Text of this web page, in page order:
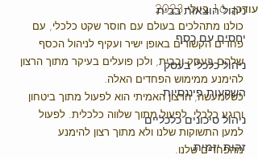
ניהול הוצאות בבית
יחסים עם כסף
ניהול כלכלי בעסק
השקעות פיננסיות
ניהול סיכונים כלכליים
זהות יזמית
עודכן:16 ביולי 2023
כולנו מתהלכים בעולם עם חוסר שקט כלכלי, עם
פחדים הקשורים באופן ישיר ועקיף לניהול הכסף
שלהם בעסק ובבית, ולכן פועלים בעיקר מתוך הרצון
להימנע ממימוש הפחדים האלה.
כשלמעשה, הרצון האמיתי הוא לפעול מתוך ביטחון
ורוגע כלכלי, לפעול מתוך שלווה כלכלית. לפעול
למען התשוקות שלנו ולא מתוך רצון להימנע
מהפחדים שלנו.